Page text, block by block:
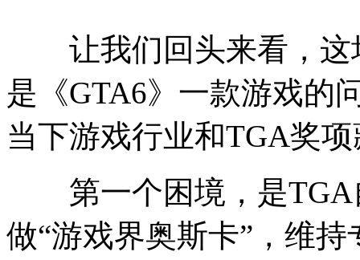
让我们回头来看，这
是《GTA6》一款游戏的
当下游戏行业和TGA奖
第一个困境，是TGA
做“游戏界奥斯卡”，维